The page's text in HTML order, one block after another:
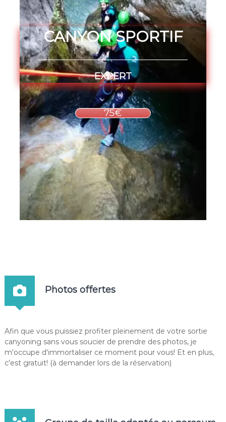
CANYON SPORTIF
EXPERT
75€
Photos offertes
Afin que vous puissiez profiter pleinement de votre sortie
canyoning sans vous soucier de prendre des photos, je
m'occupe d'immortaliser ce moment pour vous! Et en plus,
c'est gratuit! (à demander lors de la réservation)